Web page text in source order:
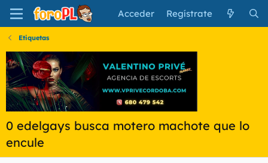
Acceder Regístrate
Etiquetas
0 edelgays busca motero machote que lo
encule